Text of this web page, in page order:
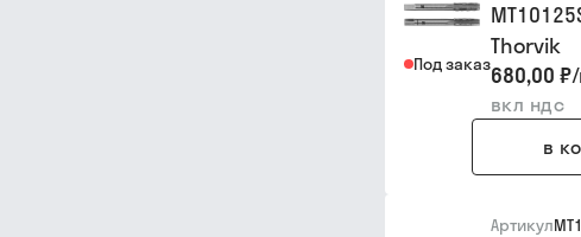
Под заказ
Thorvik
680,00 ₽/
вкл ндс
в
Артикул